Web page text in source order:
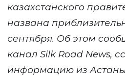
казахстанского
названа
сентября. Об этом
канал Silk Road News,
информацию из